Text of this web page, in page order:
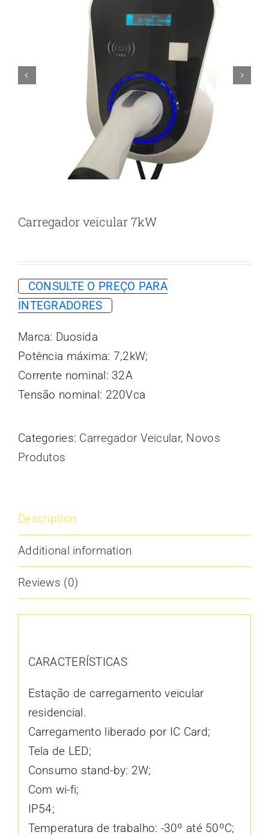
 
Carregador veicular 7kW
CONSULTE O PREÇO PARA
INTEGRADORES
Marca: Duosida
Potência máxima: 7,2kW;
Corrente nominal: 32A
Tensão nominal: 220Vca
Categories: Carregador Veicular, Novos
Produtos
Description
Additional information
Reviews (0)
CARACTERÍSTICAS
Estação de carregamento veicular
residencial.
Carregamento liberado por IC Card;
Tela de LED;
Consumo stand-by: 2W;
Com wi-fi;
IP54;
Temperatura de trabalho: -30º até 50ºC;